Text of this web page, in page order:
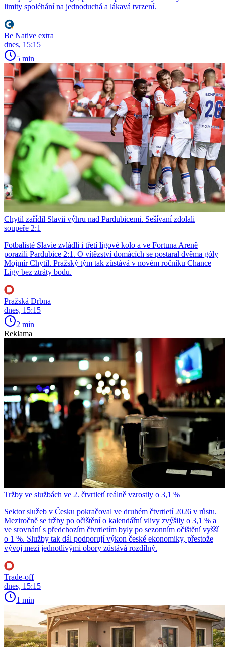
limity spoléhání na jednoduchá a lákavá tvrzení.
Be Native extra
dnes, 15:15
5 min
Chytil zařídil Slavii výhru nad Pardubicemi. Sešívaní zdolali
soupeře 2:1
Fotbalisté Slavie zvládli i třetí ligové kolo a ve Fortuna Areně
porazili Pardubice 2:1. O vítězství domácích se postaral dvěma góly
Mojmír Chytil. Pražský tým tak zůstává v novém ročníku Chance
Ligy bez ztráty bodu.
Pražská Drbna
dnes, 15:15
2 min
Reklama
Tržby ve službách ve 2. čtvrtletí reálně vzrostly o 3,1 %
Sektor služeb v Česku pokračoval ve druhém čtvrtletí 2026 v růstu.
Meziročně se tržby po očištění o kalendářní vlivy zvýšily o 3,1 % a
ve srovnání s předchozím čtvrtletím byly po sezonním očištění vyšší
o 1 %. Služby tak dál podporují výkon české ekonomiky, přestože
vývoj mezi jednotlivými obory zůstává rozdílný.
Trade-off
dnes, 15:15
1 min